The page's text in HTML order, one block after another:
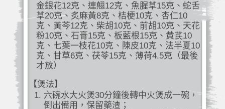
金銀花12克、連翹12克、魚腥草15克、蛇舌
草20克、炙麻黃8克、桔梗10克、杏仁10
克、黃芩12克、柴胡10克、前胡10克、天花
粉10克、石膏15克、板藍根15克、黄芪10
克、七葉一枝花10克、陳皮10克、法半夏10
克、甘草6克、茯苓15克、薄荷4.5克（最後
才放）
【煲法】
六碗水大火煲30分鐘後轉中火煲成一碗，
倒出備用，保留藥渣；